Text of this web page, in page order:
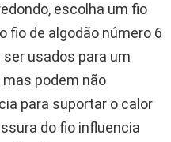
escolha um fio
fio de algodão número 6
usados para um
podem não
para suportar o calor
do fio influencia